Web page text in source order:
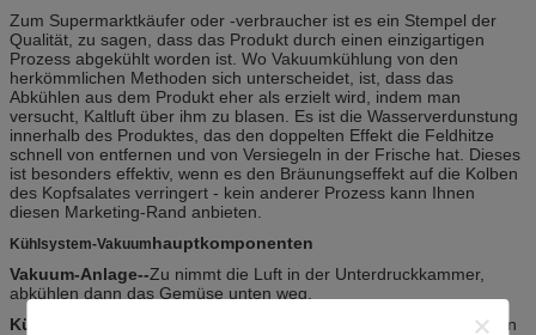
Zum Supermarktkäufer oder -verbraucher ist es ein Stempel der
Qualität, zu sagen, dass das Produkt durch einen einzigartigen
Prozess abgekühlt worden ist. Wo Vakuumkühlung von den
herkömmlichen Methoden sich unterscheidet, ist, dass das
Abkühlen aus dem Produkt eher als erzielt wird, indem man
versucht, Kaltluft über ihm zu blasen. Es ist die Wasserverdunstung
innerhalb des Produktes, das den doppelten Effekt die Feldhitze
schnell von entfernen und von Versiegeln in der Frische hat. Dieses
ist besonders effektiv, wenn es den Bräunungseffekt auf die Kolben
des Kopfsalates verringert - kein anderer Prozess kann Ihnen
diesen Marketing-Rand anbieten.
Kühlsystem-Vakuumhauptkomponenten
Vakuum-Anlage--Zu nimmt die Luft in der Unterdruckkammer,
abkühlen dann das Gemüse unten weg.
Kühlanlage--
Zu den Wasserdampf in ths Kammer fangen, um den